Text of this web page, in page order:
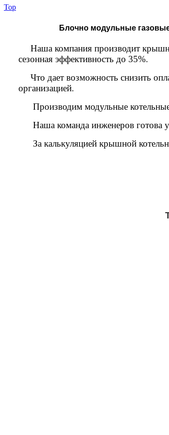
Top
Блочно модульные
Наша компания производит
сезонная эффективность до 35%.
Что дает возможность снизить
организацией.
Производим модульные котельные
Наша команда инженеров готова
За калькуляцией крышной